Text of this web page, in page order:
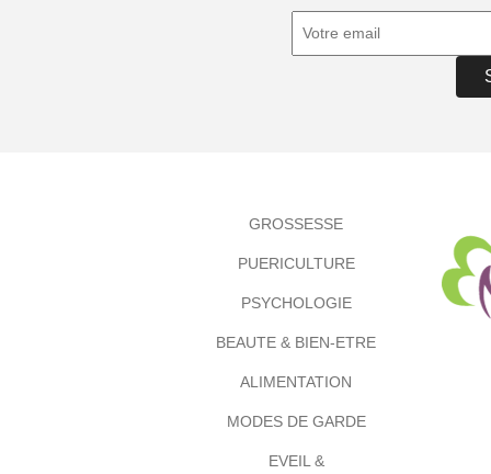
GROSSESSE
PUERICULTURE
PSYCHOLOGIE
BEAUTE & BIEN-ETRE
ALIMENTATION
MODES DE GARDE
EVEIL &